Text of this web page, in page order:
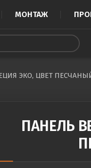
МОНТАЖ
ЭКО, ЦВЕТ
ПАНЕЛЬ